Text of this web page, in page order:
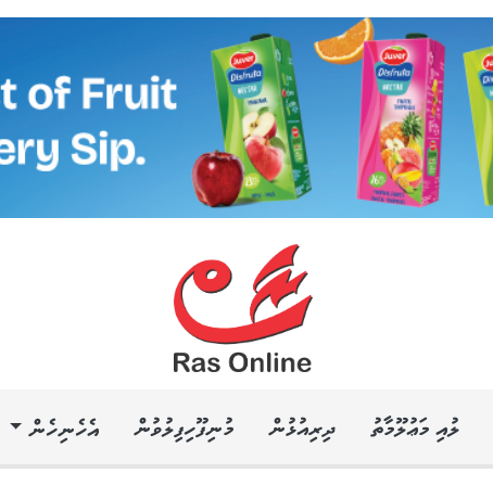
ލުއި މަޢުލޫމާތު ދިރިއުޅުން މުނިފޫހިފިލުވުން އެހެނިހެން